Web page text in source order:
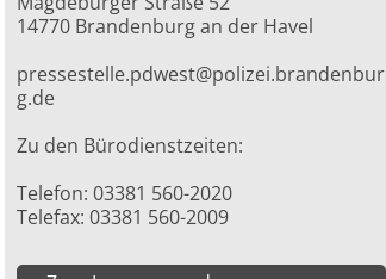
14770 Brandenburg an der Havel
pressestelle.pdwest@polizei.brandenbur
g.de
Zu den Bürodienstzeiten:
Telefon: 03381 560-2020
Telefax: 03381 560-2009